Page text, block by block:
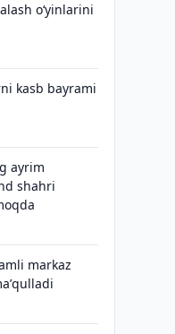
o‘yinlarini
kasb bayrami
ayrim
shahri
markaz